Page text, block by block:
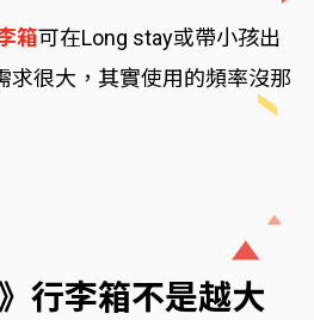
箱可在Long stay或帶小孩出
求很大，其實使用的頻率沒那
行李箱不是越大